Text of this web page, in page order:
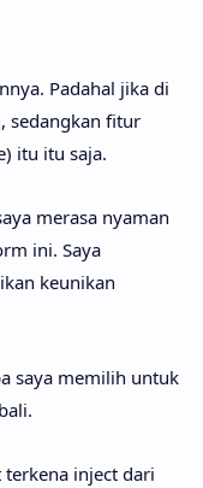
Padahal jika di
sedangkan fitur
itu itu saja.
merasa nyaman
ini. Saya
keunikan
saya memilih untuk
terkena inject dari